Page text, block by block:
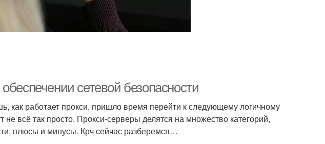
сетевой безопасности
как работает прокси, пришло время перейти к следующему логичному
всё так просто. Прокси‑серверы делятся на множество категорий,
плюсы и минусы. Крч сейчас разберемся…